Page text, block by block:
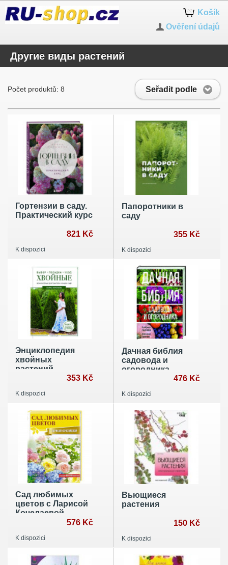
Košík
Ověření údajů
Другие виды растений
Seřadit podle
Počet produktů: 8
Гортензии в саду.
Практический курс
821 Kč
K dispozici
Папоротники в
саду
355 Kč
K dispozici
Энциклопедия
хвойных
растений.
Вечнозелёные
вашем саду
353 Kč
K dispozici
Дачная библия
садовода и
огородника
476 Kč
K dispozici
Сад любимых
цветов с Ларисой
Кочелаевой
576 Kč
K dispozici
Вьющиеся
растения
150 Kč
K dispozici